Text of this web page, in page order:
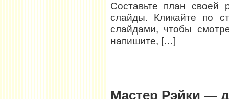
Составьте план своей
слайды. Кликайте по
слайдами, чтобы
напишите, […]
Мастер Рэйки —